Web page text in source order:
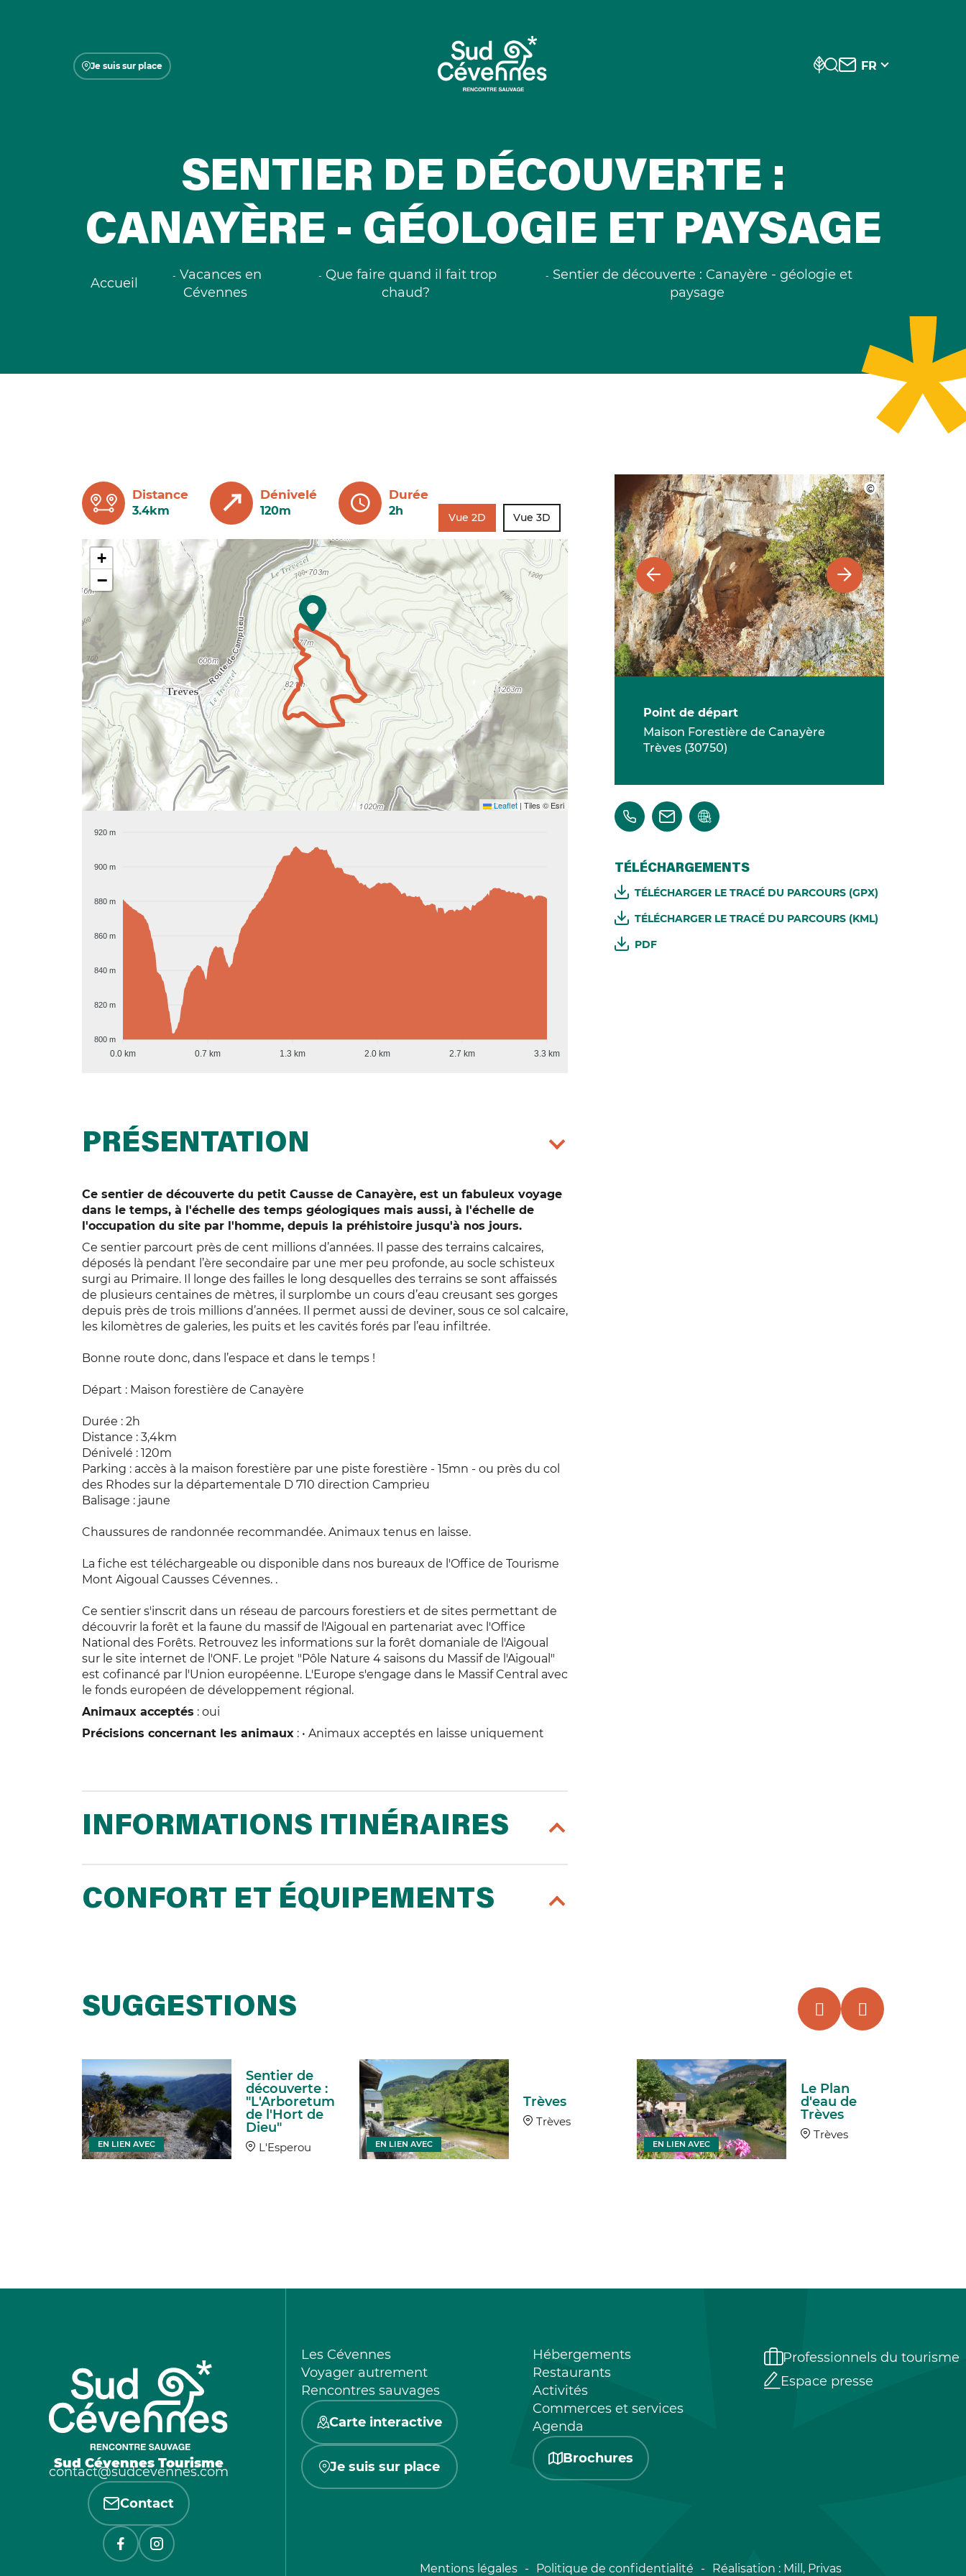
Je suis sur place FR
SENTIER DE DÉCOUVERTE :
CANAYÈRE - GÉOLOGIE ET PAYSAGE
Accueil
Vacances en
Cévennes
Que faire quand il fait trop
chaud?
Sentier de découverte : Canayère - géologie et
paysage
Distance
3.4km
Dénivelé
120m
Durée
2h Vue 2D Vue 3D
+
−
Leaflet | Tiles © Esri
920 m
900 m
880 m
860 m
840 m
820 m
800 m
0.0 km 0.7 km 1.3 km 2.0 km 2.7 km 3.3 km
PRÉSENTATION
Ce sentier de découverte du petit Causse de Canayère, est un fabuleux voyage
dans le temps, à l'échelle des temps géologiques mais aussi, à l'échelle de
l'occupation du site par l'homme, depuis la préhistoire jusqu'à nos jours.
Ce sentier parcourt près de cent millions d’années. Il passe des terrains calcaires,
déposés là pendant l’ère secondaire par une mer peu profonde, au socle schisteux
surgi au Primaire. Il longe des failles le long desquelles des terrains se sont affaissés
de plusieurs centaines de mètres, il surplombe un cours d’eau creusant ses gorges
depuis près de trois millions d’années. Il permet aussi de deviner, sous ce sol calcaire,
les kilomètres de galeries, les puits et les cavités forés par l’eau infiltrée.
Bonne route donc, dans l’espace et dans le temps !
Départ : Maison forestière de Canayère
Durée : 2h
Distance : 3,4km
Dénivelé : 120m
Parking : accès à la maison forestière par une piste forestière - 15mn - ou près du col
des Rhodes sur la départementale D 710 direction Camprieu
Balisage : jaune
Chaussures de randonnée recommandée. Animaux tenus en laisse.
La fiche est téléchargeable ou disponible dans nos bureaux de l'Office de Tourisme
Mont Aigoual Causses Cévennes. .
Ce sentier s'inscrit dans un réseau de parcours forestiers et de sites permettant de
découvrir la forêt et la faune du massif de l'Aigoual en partenariat avec l'Office
National des Forêts. Retrouvez les informations sur la forêt domaniale de l'Aigoual
sur le site internet de l'ONF. Le projet "Pôle Nature 4 saisons du Massif de l'Aigoual"
est cofinancé par l'Union européenne. L'Europe s'engage dans le Massif Central avec
le fonds européen de développement régional.
Animaux acceptés : oui
Précisions concernant les animaux : • Animaux acceptés en laisse uniquement
INFORMATIONS ITINÉRAIRES
CONFORT ET ÉQUIPEMENTS
Point de départ
Maison Forestière de Canayère
Trèves (30750)
TÉLÉCHARGEMENTS
TÉLÉCHARGER LE TRACÉ DU PARCOURS (GPX)
TÉLÉCHARGER LE TRACÉ DU PARCOURS (KML)
PDF
SUGGESTIONS
Sentier de
découverte :
"L'Arboretum
de l'Hort de
Dieu"
L'Esperou
EN LIEN AVEC
Trèves
Trèves
EN LIEN AVEC
Le Plan
d'eau de
Trèves
Trèves
EN LIEN AVEC
Sud Cévennes Tourisme
contact@sudcevennes.com
Contact
Les Cévennes
Voyager autrement
Rencontres sauvages
Carte interactive
Je suis sur place
Hébergements
Restaurants
Activités
Commerces et services
Agenda
Brochures
Professionnels du tourisme
Espace presse
Mentions légales Politique de confidentialité Réalisation : Mill, Privas